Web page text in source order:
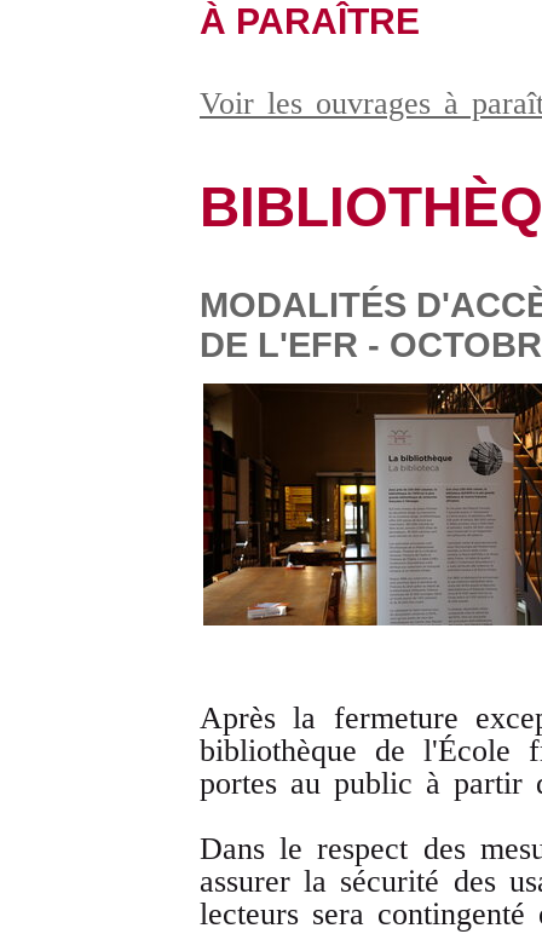
À PARAÎTRE
Voir les ouvrages à
MODALITÉS
DE L'EFR -
Après la fermeture
bibliothèque de l'École
portes au public à partir
Dans le respect des
assurer la sécurité des
lecteurs sera